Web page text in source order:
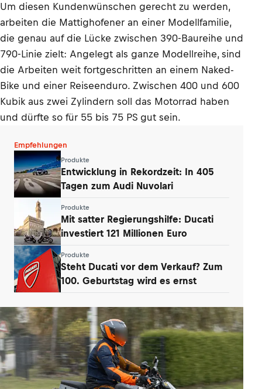
Um diesen Kundenwünschen gerecht zu werden,
arbeiten die Mattighofener an einer Modellfamilie,
die genau auf die Lücke zwischen 390-Baureihe und
790-Linie zielt: Angelegt als ganze Modellreihe, sind
die Arbeiten weit fortgeschritten an einem Naked-
Bike und einer Reiseenduro. Zwischen 400 und 600
Kubik aus zwei Zylindern soll das Motorrad haben
und dürfte so für 55 bis 75 PS gut sein.
Empfehlungen
Produkte
Entwicklung in Rekordzeit: In 405
Tagen zum Audi Nuvolari
Produkte
Mit satter Regierungshilfe: Ducati
investiert 121 Millionen Euro
Produkte
Steht Ducati vor dem Verkauf? Zum
100. Geburtstag wird es ernst